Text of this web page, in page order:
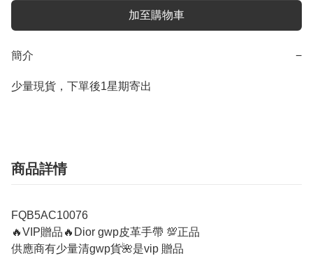
加至購物車
簡介 −
少量現貨，下單後1星期寄出
商品詳情
FQB5AC10076
🔥VIP贈品🔥Dior gwp皮革手帶 💯正品
供應商有少量清gwp貨🌺是vip 贈品